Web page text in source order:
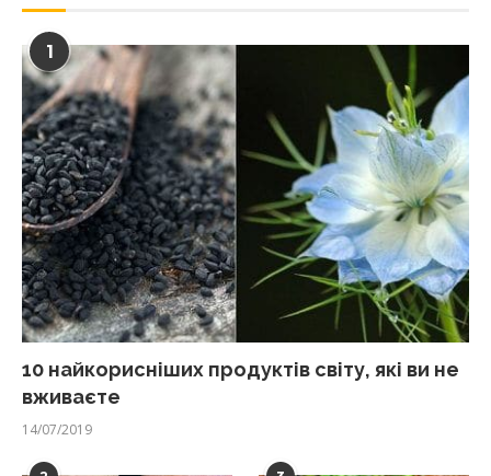
1
10 найкорисніших продуктів світу, які ви не
вживаєте
14/07/2019